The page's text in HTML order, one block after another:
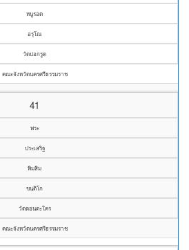
หนูรอด
อรุโณ
วัดบ่อกรูด
คณะจังหวัดนครศรีธรรมราช
41
พระ
ประเสริฐ
พิมสิม
ขนฺติโก
วัดดอนตะใคร
คณะจังหวัดนครศรีธรรมราช